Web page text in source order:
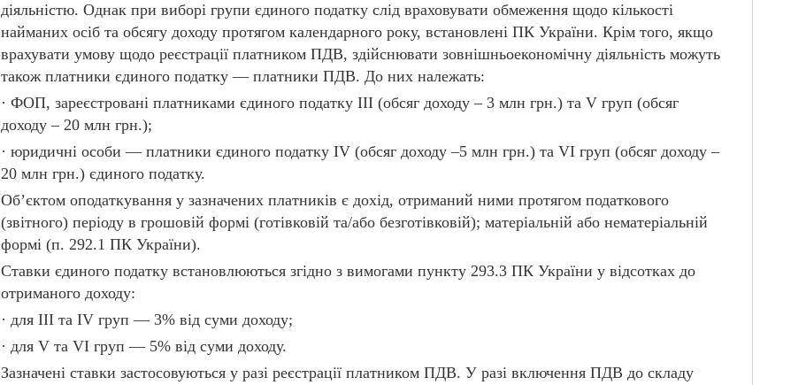
діяльністю. Однак при виборі групи єдиного податку слід враховувати обмеження щодо кількості
найманих осіб та обсягу доходу протягом календарного року, встановлені ПК України. Крім того, якщо
врахувати умову щодо реєстрації платником ПДВ, здійснювати зовнішньоекономічну діяльність можуть
також платники єдиного податку — платники ПДВ. До них належать:
· ФОП, зареєстровані платниками єдиного податку ІІІ (обсяг доходу – 3 млн грн.) та V груп (обсяг
доходу – 20 млн грн.);
· юридичні особи — платники єдиного податку IV (обсяг доходу –5 млн грн.) та VI груп (обсяг доходу –
20 млн грн.) єдиного податку.
Об’єктом оподаткування у зазначених платників є дохід, отриманий ними протягом податкового
(звітного) періоду в грошовій формі (готівковій та/або безготівковій); матеріальній або нематеріальній
формі (п. 292.1 ПК України).
Ставки єдиного податку встановлюються згідно з вимогами пункту 293.3 ПК України у відсотках до
отриманого доходу:
· для ІІІ та IV груп — 3% від суми доходу;
· для V та VI груп — 5% від суми доходу.
Зазначені ставки застосовуються у разі реєстрації платником ПДВ. У разі включення ПДВ до складу